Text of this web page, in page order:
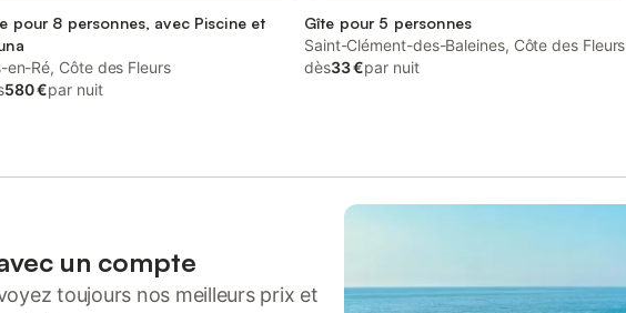
pour 8 personnes, avec Piscine et
en-Ré, Côte des Fleurs
580 €par nuit
Gîte pour 5 personnes
Saint-Clément-des-Baleines, Côte des Fleurs
dès33 €par nuit
un compte
toujours nos meilleurs prix et